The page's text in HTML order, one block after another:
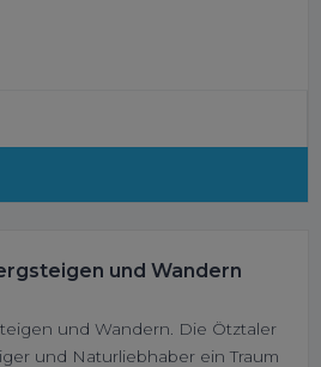
und Wandern
und Wandern. Die Ötztaler
und Naturliebhaber ein Traum